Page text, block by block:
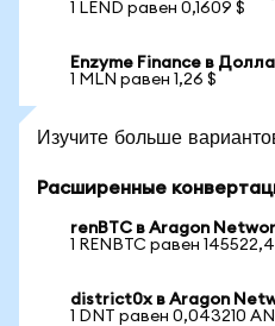
1 LEND равен 0,1609 $
Enzyme Finance в
1 MLN равен 1,26 $
Изучите больше
Расширенные
renBTC в Aragon
1 RENBTC равен
district0x в Aragon
1 DNT равен 0,043210